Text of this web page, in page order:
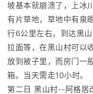
坡基本就崩溃了，上冰
有片草地，草地中有泉
行6公里左右，到达黑
拉面等，在黑山村可以
放到被子里，而房门一
箱。当天需走10小时。
第二日 黑山村--阿格居